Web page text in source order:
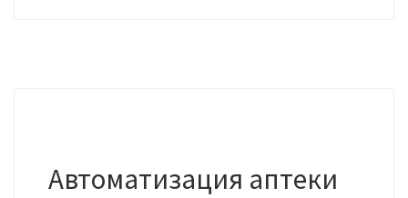
Автоматизация аптеки